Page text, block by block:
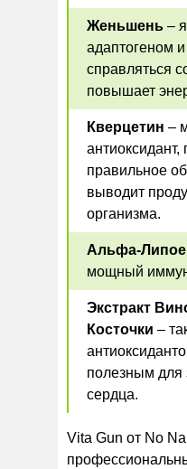
Женьшень –
адаптогеном
справляться
повышает
Кверцетин –
правильное
выводит
организма.
Альфа-
мощный
Экстракт
Косточки –
полезным для
сердца.
Vita Gun от No